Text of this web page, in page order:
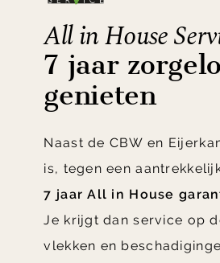
All in House
7 jaar
genieten
Naast de CBW en
is, tegen een
7 jaar All in House
Je krijgt dan service op
vlekken en